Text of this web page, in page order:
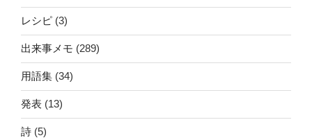
レシピ (3)
出来事メモ (289)
用語集 (34)
発表 (13)
詩 (5)